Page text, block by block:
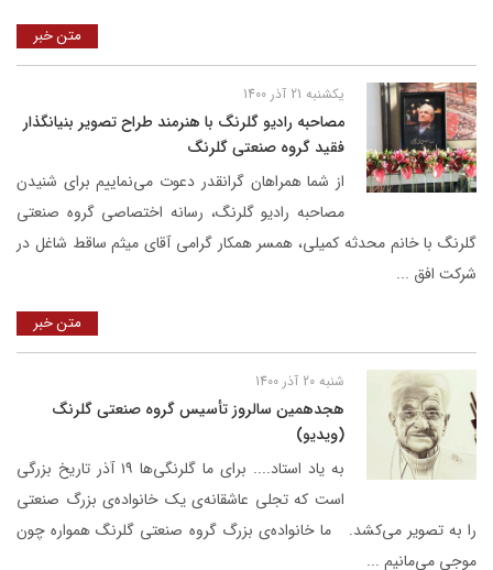
متن خبر
یکشنبه 21 آذر 1400
مصاحبه رادیو گلرنگ با هنرمند طراح تصویر بنیانگذار
فقید گروه صنعتی گلرنگ
از شما همراهان گرانقدر دعوت می‌نماییم برای شنیدن
مصاحبه رادیو گلرنگ، رسانه اختصاصی گروه صنعتی
گلرنگ با خانم محدثه کمیلی، همسر همکار گرامی آقای میثم ساقط شاغل در
شرکت افق ...
متن خبر
شنبه 20 آذر 1400
هجدهمین سالروز تأسیس گروه صنعتی گلرنگ
(ویدیو)
​به یاد استاد.... برای ما گلرنگی‌ها ۱۹ آذر تاریخ بزرگی
است که تجلی عاشقانه‌ی یک خانواده‌ی بزرگ صنعتی
را به تصویر می‌کشد. ما خانواده‌ی بزرگ گروه صنعتی گلرنگ همواره چون
موجی می‌مانیم ...